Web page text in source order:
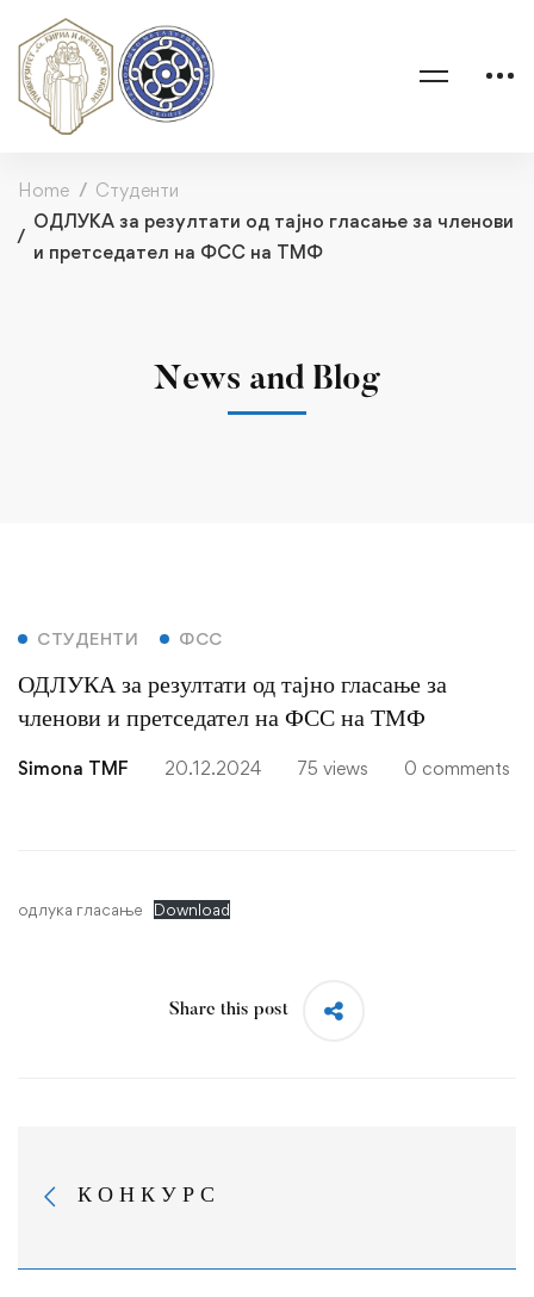
Home
Студенти
ОДЛУКА за резултати од тајно гласање за членови
и претседател на ФСС на ТМФ
News and Blog
ОДЛУКА
за
резултати
гласање
на
СТУДЕНТИ ФСС
ОДЛУКА за резултати од тајно гласање за
членови и претседател на ФСС на ТМФ
Simona TMF 20.12.2024 75 views 0 comments
одлука гласање Download
Share this post
К О Н К У Р С